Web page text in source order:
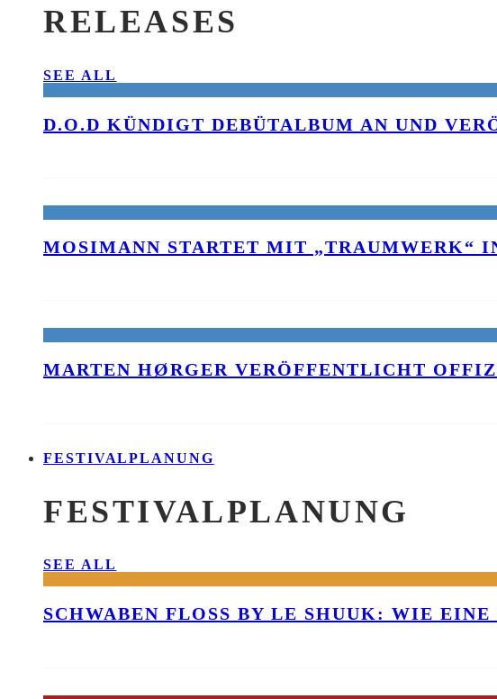
RELEASES
SEE ALL
D.O.D KÜNDIGT DEBÜTALBUM AN UND
MOSIMANN STARTET MIT „TRAUMWERK“
MARTEN HØRGER VERÖFFENTLICHT
FESTIVALPLANUNG
FESTIVALPLANUNG
SEE ALL
SCHWABEN FLOSS BY LE SHUUK: WIE